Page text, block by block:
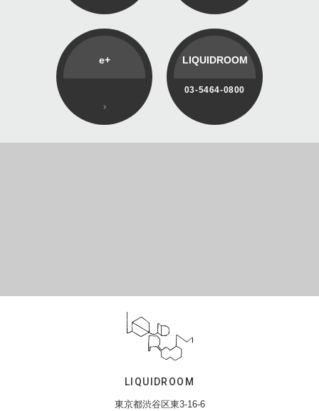
e+ LIQUIDROOM
03-5464-0800
LIQUIDROOM
東京都渋谷区東3-16-6